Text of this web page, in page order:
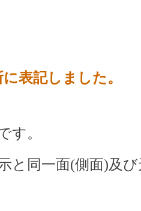
表記しました。
す。
と同一面(側面)及